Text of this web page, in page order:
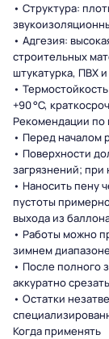
• Структура:
• Адгезия:
строительных
штукатурка, ПВХ
•
+90 °C,
Рекомендации
• Перед началом
• Поверхности
загрязнений; при
• Наносить пену
пустоты
выхода из
• Работы можно
зимнем
• После полного
аккуратно
• Остатки
Когда применять